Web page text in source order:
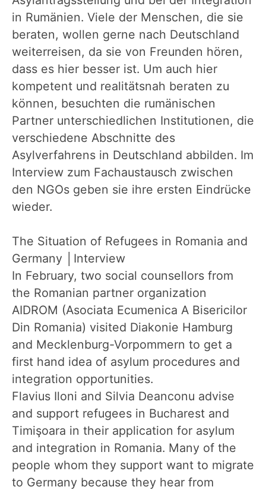
in Rumänien. Viele der Menschen, die sie
beraten, wollen gerne nach Deutschland
weiterreisen, da sie von Freunden hören,
dass es hier besser ist. Um auch hier
kompetent und realitätsnah beraten zu
können, besuchten die rumänischen
Partner unterschiedlichen Institutionen, die
verschiedene Abschnitte des
Asylverfahrens in Deutschland abbilden. Im
Interview zum Fachaustausch zwischen
den NGOs geben sie ihre ersten Eindrücke
wieder.
The Situation of Refugees in Romania and
Germany │Interview
In February, two social counsellors from
the Romanian partner organization
AIDROM (Asociata Ecumenica A Bisericilor
Din Romania) visited Diakonie Hamburg
and Mecklenburg-Vorpommern to get a
first hand idea of asylum procedures and
integration opportunities.
Flavius Iloni and Silvia Deanconu advise
and support refugees in Bucharest and
Timişoara in their application for asylum
and integration in Romania. Many of the
people whom they support want to migrate
to Germany because they hear from